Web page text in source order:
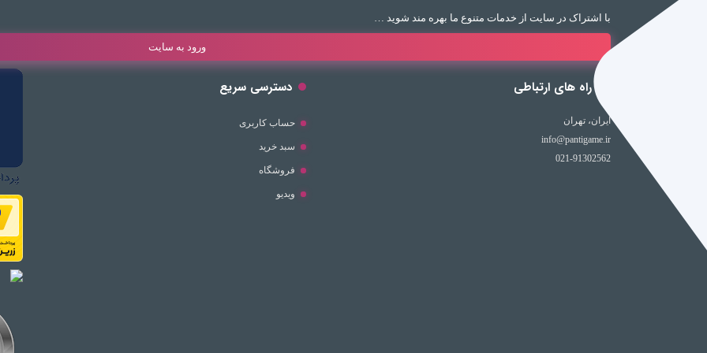
با اشتراک در سایت از خدمات متنوع ما بهره مند شوید …
ورود به سایت
راه های ارتباطی
ایران، تهران
info@pantigame.ir
021-91302562
دسترسی سریع
حساب کاربری
سبد خرید
فروشگاه
ویدیو